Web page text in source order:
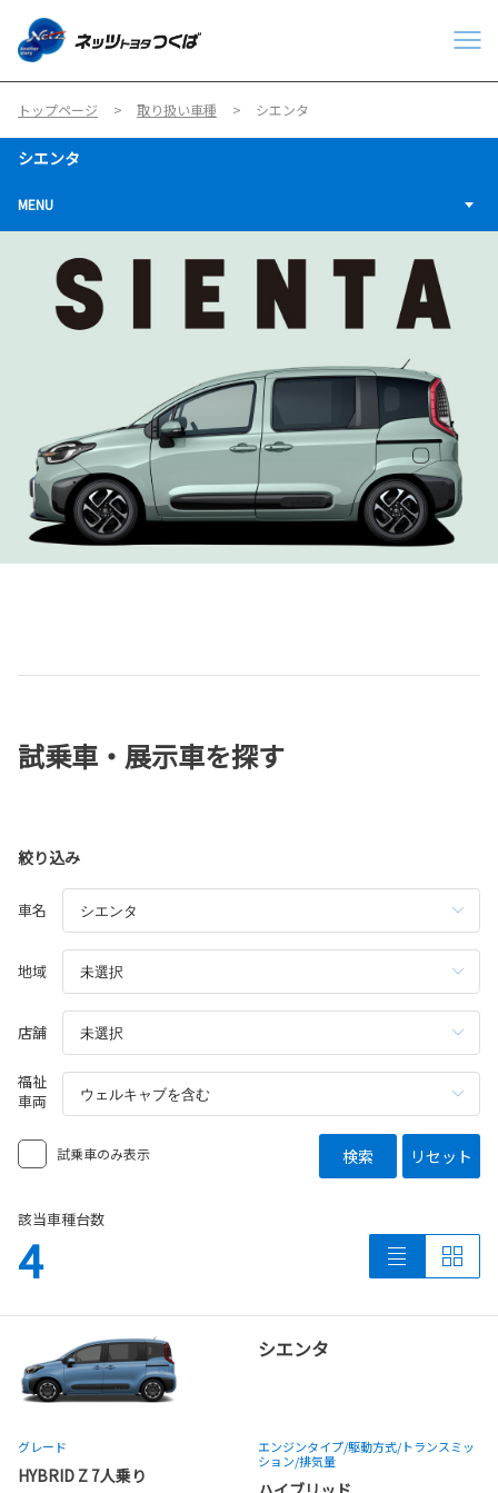
トップページ 取り扱い車種 シエンタ
シエンタ
MENU
試乗車・展示車を探す
絞り込み
車名
地域
店舗
福祉
車両
試乗車のみ表示 検索 リセット
該当車種台数
4
シエンタ
グレード
HYBRID Z 7人乗り
エンジンタイプ/駆動方式/トランスミッ
ション/排気量